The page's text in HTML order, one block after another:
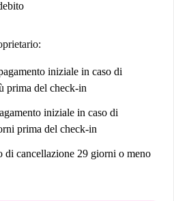
iniziale in caso di
prima del check-in
iniziale in caso di
prima del check-in
di cancellazione 29 giorni o meno